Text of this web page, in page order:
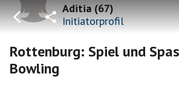
Aditia(67)
Initiatorprofil
Rottenburg: Spiel und
Bowling